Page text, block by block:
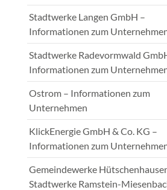
Stadtwerke Langen GmbH –
Informationen zum
Stadtwerke Radevormwald
Informationen zum
Ostrom – Informationen zum
Unternehmen
KlickEnergie GmbH & Co. KG –
Informationen zum
Gemeindewerke
Stadtwerke Ramstein-